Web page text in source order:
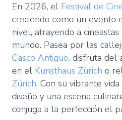
En 2026, el Festival de
creciendo como un evento
nivel, atrayendo a
mundo. Pasea por las
Casco Antiguo, disfruta del
en el Kunsthaus Zürich o
Zúrich. Con su vibrante
diseño y una escena
conjuga a la perfección el